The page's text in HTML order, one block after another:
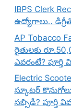
IBPS Clerk
ఉద్యోగాలు..
AP Tobacco
రైతులకు
ఎవరంటే? పూర్తి
Electric
స్కూటర్
సబ్సిడీ? పూర్తి